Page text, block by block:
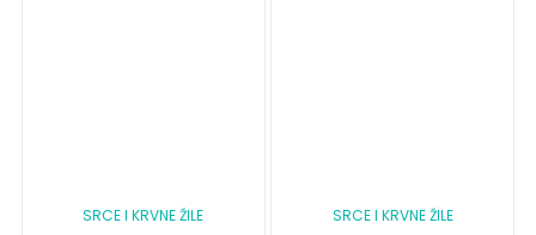
SRCE I KRVNE ŽILE SRCE I KRVNE ŽILE